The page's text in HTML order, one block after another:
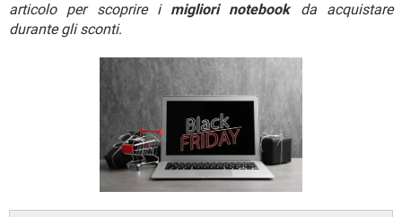
HARDWARE
articolo per scoprire i migliori notebookda acquistare
durante gli sconti.